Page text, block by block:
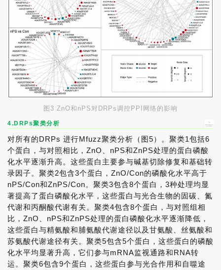
图3 ZnO和nPS对DRPs调控PPI网络的影响
4.DRPs聚类分析
对所有的DRPs 进行Mfuzz聚类分析（图5）。聚类1包括6
个蛋白，与对照相比，ZnO、nPS和ZnPS处理的蛋白磷酸
化水平逐渐升高。这些蛋白主要参与碱基切除修复和基础转
录因子。聚类2包含3个蛋白，ZnO/Con的磷酸化水平高于
nPS/Con和ZnPS/Con。聚类3包含8个蛋白，3种处理均显
著提高了蛋白磷酸化水平，这些蛋白与光合生物的固碳、氮
代谢和丙酮酸代谢有关。聚类4包含8个蛋白，与对照组相
比，ZnO、nPS和ZnPS处理的蛋白磷酸化水平逐渐降低，
这些蛋白与精氨酸和脯氨酸代谢途径以及甘氨酸、丝氨酸和
苏氨酸代谢途径有关。聚类5包含5个蛋白，这些蛋白的磷酸
化水平均显著升高，它们参与mRNA监视通路和RNA转
运。聚类6包含9个蛋白，这些蛋白参与光合作用和自噬途